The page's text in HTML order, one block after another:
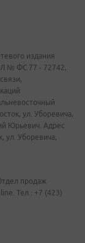
издания
№ ФС 77 - 72742,
ул. Уборевича,
Юрьевич. Адрес
ул. Уборевича,
продаж
Тел.: +7 (423)